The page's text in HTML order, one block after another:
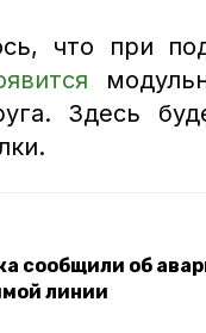
что при
Здесь
сообщили об
линии